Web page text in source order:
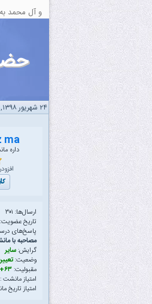
و آل محمد
۲۴ شهریور ۱۳۹۸, ۰۱:۴۵ ب.ظ
ma
داره
ارسال‌ها: ۳۰۱
تاریخ عضویت:
پاسخ‌های
مصاحبه با
گرایش:سایر
وضعیت:
مقبولیت:۶۳+
امتیاز مانشت :
امتیاز تاریخ